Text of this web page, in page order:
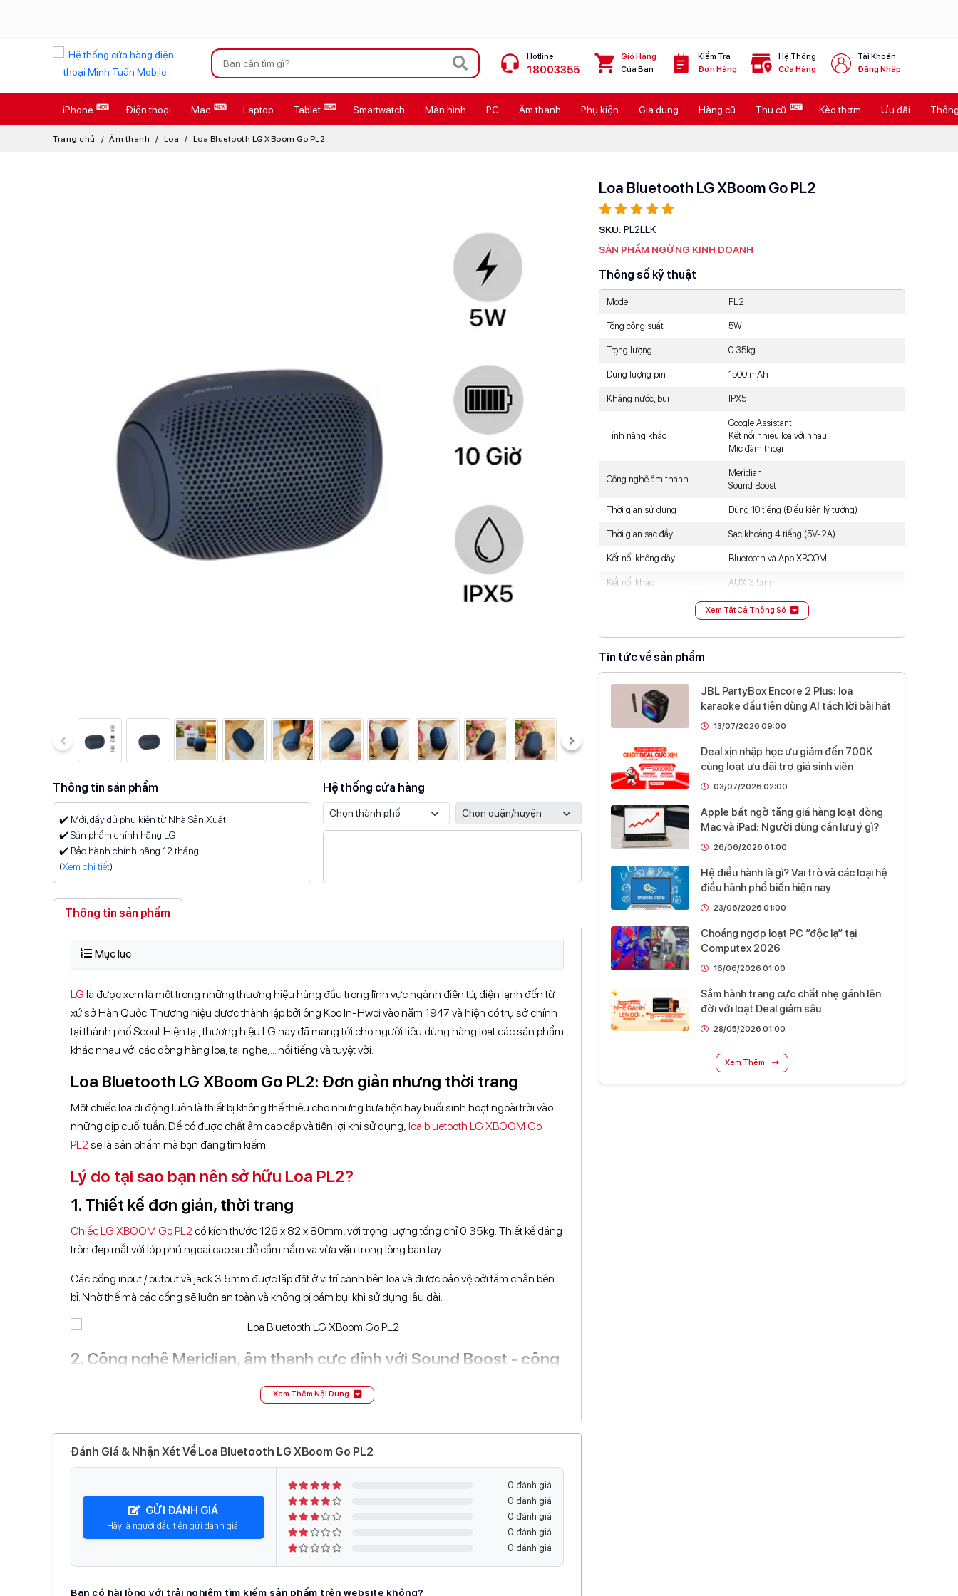
Xu hướng tìm kiếm
iPhone 17 Pro Max
AirTag 2 Mới Galaxy Z8 Series
Ốp lưng Apple
Cốc sạc Apple
Hotline
18003355
Giỏ Hàng
Của Bạn
Kiểm Tra
Đơn Hàng
Hệ Thống
Cửa Hàng
Tài Khoản
Đăng Nhập
iPhone Điện thoại Mac Laptop Tablet Smartwatch Màn hình PC Âm thanh Phụ kiện Gia dụng Hàng cũ Thu cũ Kèo thơm Ưu đãi
Trang chủ Âm thanh Loa Loa Bluetooth LG XBoom Go PL2
Loa Bluetooth LG XBoom Go PL2
SKU: PL2LLK
SẢN PHẨM NGỪNG KINH DOANH
Thông số kỹ thuật
Model PL2
Tổng công suất 5W
Trọng lượng 0.35kg
Dung lượng pin 1500 mAh
Kháng nước, bụi IPX5
Tính năng khác
Google Assistant
Kết nối nhiều loa với nhau
Mic đàm thoại
Công nghệ âm thanh
Meridian
Sound Boost
Thời gian sử dụng Dùng 10 tiếng (Điều kiện lý tưởng)
Thời gian sạc đầy Sạc khoảng 4 tiếng (5V-2A)
Kết nối không dây Bluetooth và App XBOOM
Kết nối khác AUX 3.5mm
Bật/tắt bluetooth
Bật/tắt Sound Boost
Kích thước
Sản phẩm gồm
1 x Loa LG PL2
1 x HDSD
Thương hiệu Hàn Quốc
Hãng
Sản xuất tại Đang cập nhật
Bảo hành 12 tháng chính hãng
Xem Tất Cả Thông Số
Tin tức về sản phẩm
13/07/2026 09:00
JBL PartyBox Encore 2 Plus: loa
karaoke đầu tiên dùng AI tách lời bài hát
03/07/2026 02:00
Deal xịn nhập học ưu giảm đến 700K
cùng loạt ưu đãi trợ giá sinh viên
26/06/2026 01:00
Apple bất ngờ tăng giá hàng loạt dòng
Mac và iPad: Người dùng cần lưu ý gì?
23/06/2026 01:00
Hệ điều hành là gì? Vai trò và các loại hệ
điều hành phổ biến hiện nay
16/06/2026 01:00
Choáng ngợp loạt PC “độc lạ” tại
Computex 2026
28/05/2026 01:00
Sắm hành trang cực chất nhẹ gánh lên
đời với loạt Deal giảm sâu
Xem Thêm
Thông tin sản phẩm
✔️ Mới, đầy đủ phụ kiện từ Nhà Sản Xuất
✔️ Sản phẩm chính hãng LG
✔️ Bảo hành chính hãng 12 tháng
(Xem chi tiết)
Hệ thống cửa hàng
Thông tin sản phẩm
Mục lục
LG là được xem là một trong những thương hiệu hàng đầu trong lĩnh vực ngành điện tử, điện lạnh đến từ
xứ sở Hàn Quốc. Thương hiệu được thành lập bởi ông Koo In-Hwoi vào năm 1947 và hiện có trụ sở chính
tại thành phố Seoul. Hiện tại, thương hiệu LG này đã mang tới cho người tiêu dùng hàng loạt các sản phẩm
khác nhau với các dòng hàng loa, tai nghe,... nổi tiếng và tuyệt vời.
Loa Bluetooth LG XBoom Go PL2: Đơn giản nhưng thời trang
Một chiếc loa di động luôn là thiết bị không thể thiếu cho những bữa tiệc hay buổi sinh hoạt ngoài trời vào
những dịp cuối tuần. Để có được chất âm cao cấp và tiện lợi khi sử dụng, loa bluetooth LG XBOOM Go
PL2sẽ là sản phẩm mà bạn đang tìm kiếm.
Lý do tại sao bạn nên sở hữu Loa PL2?
1. Thiết kế đơn giản, thời trang
Chiếc LG XBOOM Go PL2 có kích thước 126 x 82 x 80mm, với trọng lượng tổng chỉ 0.35kg. Thiết kế dáng
tròn đẹp mắt với lớp phủ ngoài cao su dễ cầm nắm và vừa vặn trong lòng bàn tay.
Các cổng input / output và jack 3.5mm được lắp đặt ở vị trí cạnh bên loa và được bảo vệ bởi tấm chắn bền
bỉ. Nhờ thế mà các cổng sẽ luôn an toàn và không bị bám bụi khi sử dụng lâu dài.
2. Công nghệ Meridian, âm thanh cực đỉnh với Sound Boost - công
Điểm mạnh của loa bluetooth LG XBOOM nằm ở âm thanh cao cấp với công suất 5W nhờ công nghệ
sâu lắng và những âm sắc phong phú.
Sound Boost khuếch đại công suất âm thanh và mở rộng trường âm thanh. Chỉ cần nhấn nút để khuấy
động không khí bữa tiệc.
3. Kháng nước IPX5 và thời lượng Pin
Xem Thêm Nội Dung
Đánh Giá & Nhận Xét Về Loa Bluetooth LG XBoom Go PL2
GỬI ĐÁNH GIÁ
Hãy là người đầu tiên gửi đánh giá.
0 đánh giá
0 đánh giá
0 đánh giá
0 đánh giá
0 đánh giá
Bạn có hài lòng với trải nghiệm tìm kiếm sản phẩm trên website không?